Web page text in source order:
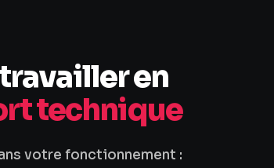
en
technique
votre fonctionnement :